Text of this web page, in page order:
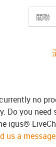
no
Do you need
igus®
us a